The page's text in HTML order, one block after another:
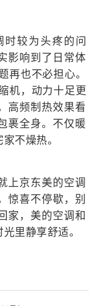
时较为头疼的问
影响到了日常体
再也不必担心。
机，动力十足更
高频制热效果看
裹全身。不仅暖
不燥热。
上京东美的空调
惊喜不停歇，别
家，美的空调和
里静享舒适。